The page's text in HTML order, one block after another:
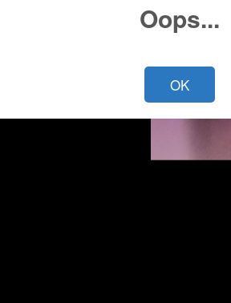
Oops...
OK